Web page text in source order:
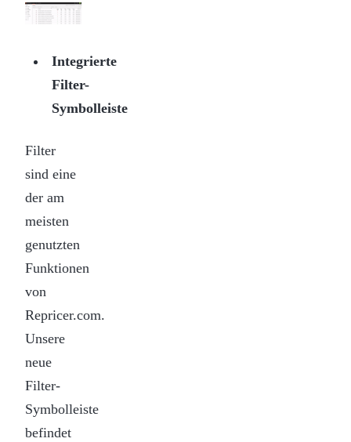
Integrierte
Filter-
Symbolleiste
Filter
sind eine
der am
meisten
genutzten
Funktionen
von
Repricer.com.
Unsere
neue
Filter-
Symbolleiste
befindet